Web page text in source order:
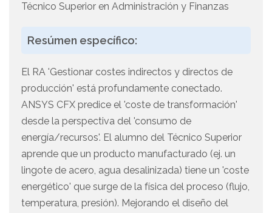
Técnico Superior en Administración y Finanzas
Resúmen específico:
El RA 'Gestionar costes indirectos y directos de
producción' está profundamente conectado.
ANSYS CFX predice el 'coste de transformación'
desde la perspectiva del 'consumo de
energía/recursos'. El alumno del Técnico Superior
aprende que un producto manufacturado (ej. un
lingote de acero, agua desalinizada) tiene un 'coste
energético' que surge de la física del proceso (flujo,
temperatura, presión). Mejorando el diseño del